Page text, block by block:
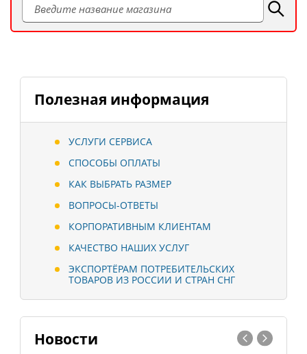
Полезная информация
УСЛУГИ СЕРВИСА
СПОСОБЫ ОПЛАТЫ
КАК ВЫБРАТЬ РАЗМЕР
ВОПРОСЫ-ОТВЕТЫ
КОРПОРАТИВНЫМ КЛИЕНТАМ
КАЧЕСТВО НАШИХ УСЛУГ
ЭКСПОРТЁРАМ ПОТРЕБИТЕЛЬСКИХ
ТОВАРОВ ИЗ РОССИИ И СТРАН СНГ
Новости